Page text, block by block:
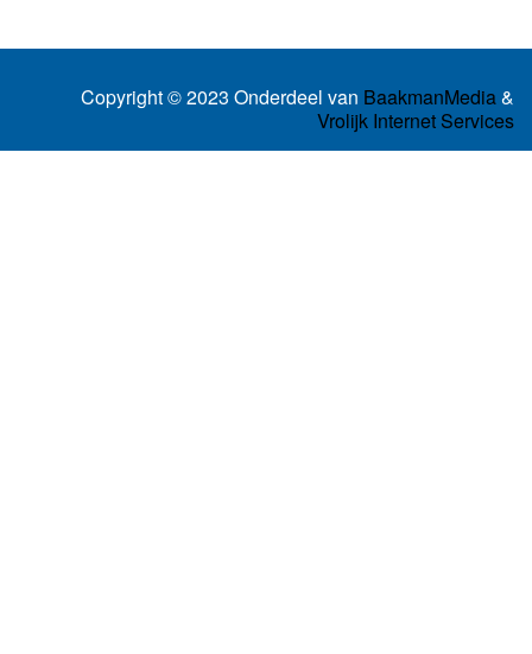
Copyright © 2023 Onderdeel van BaakmanMedia&
Vrolijk Internet Services